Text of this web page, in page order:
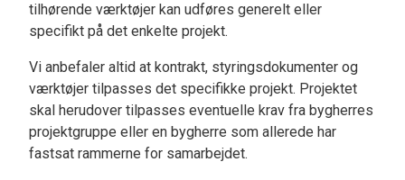
tilhørende værktøjer kan udføres generelt eller
specifikt på det enkelte projekt.
Vi anbefaler altid at kontrakt, styringsdokumenter og
værktøjer tilpasses det specifikke projekt. Projektet
skal herudover tilpasses eventuelle krav fra bygherres
projektgruppe eller en bygherre som allerede har
fastsat rammerne for samarbejdet.